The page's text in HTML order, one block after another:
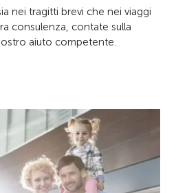
nei tragitti brevi che nei viaggi
consulenza, contate sulla
aiuto competente.